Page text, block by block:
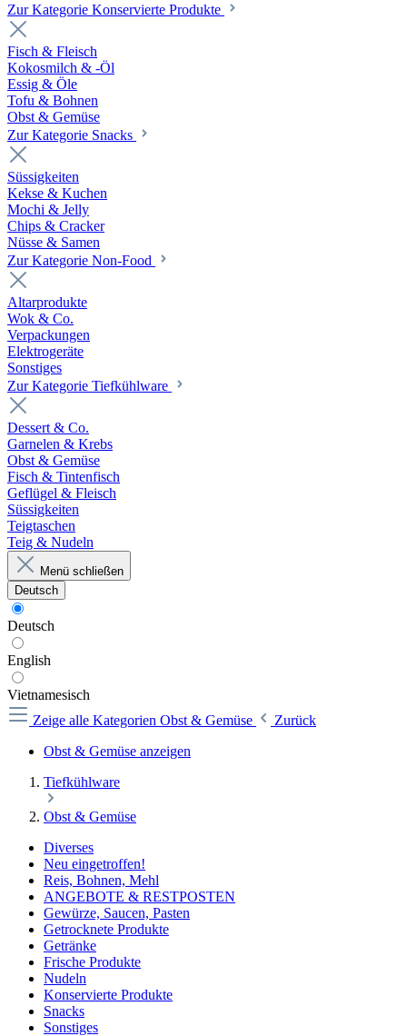
Zur Kategorie Konservierte Produkte
Fisch & Fleisch
Kokosmilch & -Öl
Essig & Öle
Tofu & Bohnen
Obst & Gemüse
Zur Kategorie Snacks
Süssigkeiten
Kekse & Kuchen
Mochi & Jelly
Chips & Cracker
Nüsse & Samen
Zur Kategorie Non-Food
Altarprodukte
Wok & Co.
Verpackungen
Elektrogeräte
Sonstiges
Zur Kategorie Tiefkühlware
Dessert & Co.
Garnelen & Krebs
Obst & Gemüse
Fisch & Tintenfisch
Geflügel & Fleisch
Süssigkeiten
Teigtaschen
Teig & Nudeln
Menü schließen
Deutsch
Deutsch
English
Vietnamesisch
Zeige alle Kategorien Obst & Gemüse
Zurück
Obst & Gemüse anzeigen
Tiefkühlware
Obst & Gemüse
Diverses
Neu eingetroffen!
Reis, Bohnen, Mehl
ANGEBOTE & RESTPOSTEN
Gewürze, Saucen, Pasten
Getrocknete Produkte
Getränke
Frische Produkte
Nudeln
Konservierte Produkte
Snacks
Sonstiges